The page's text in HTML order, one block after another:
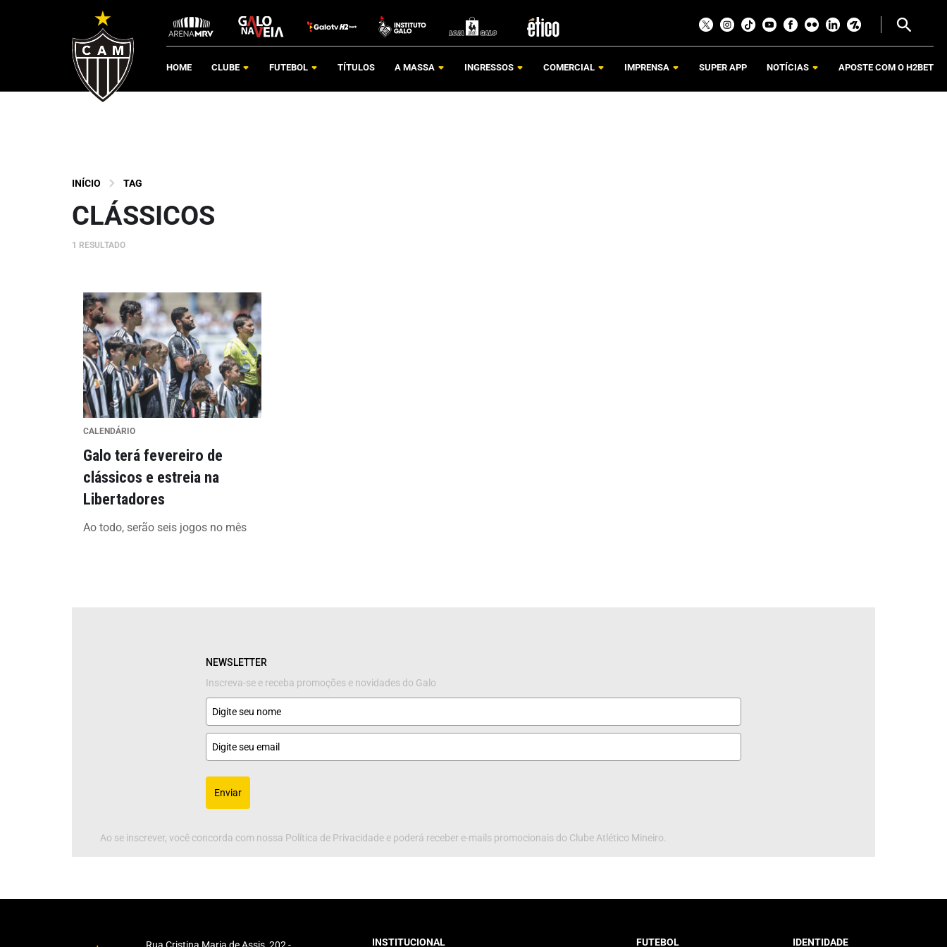
HOME CLUBE FUTEBOL TÍTULOS A MASSA INGRESSOS COMERCIAL IMPRENSA SUPER APP NOTÍCIAS APOSTE COM O H2BET
INÍCIO TAG
CLÁSSICOS
1 RESULTADO
CALENDÁRIO
Galo terá fevereiro de
clássicos e estreia na
Libertadores
Ao todo, serão seis jogos no mês
NEWSLETTER
Inscreva-se e receba promoções e novidades do Galo
Enviar
Ao se inscrever, você concorda com nossa Política de Privacidade e poderá receber e-mails promocionais do Clube Atlético Mineiro.
INSTITUCIONAL FUTEBOL IDENTIDADE